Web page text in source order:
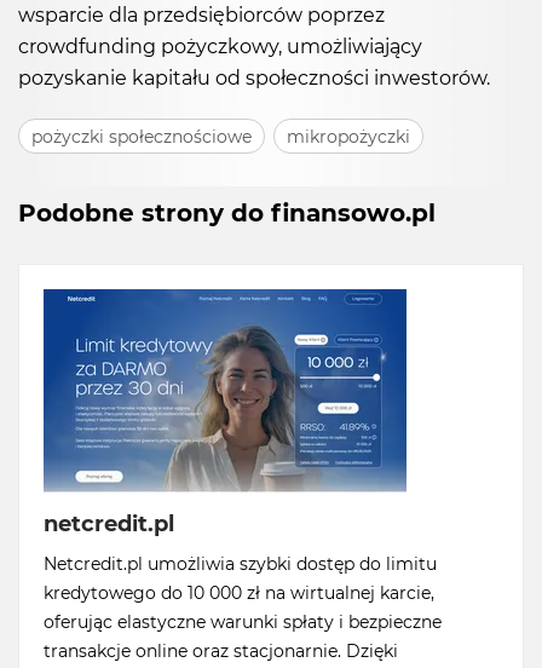
wsparcie dla przedsiębiorców poprzez
crowdfunding pożyczkowy, umożliwiający
pozyskanie kapitału od społeczności inwestorów.
pożyczki społecznościowe mikropożyczki
Podobne strony do finansowo.pl
netcredit.pl
Netcredit.pl umożliwia szybki dostęp do limitu
kredytowego do 10 000 zł na wirtualnej karcie,
oferując elastyczne warunki spłaty i bezpieczne
transakcje online oraz stacjonarnie. Dzięki